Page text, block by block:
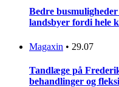
Bedre
landsbyer fordi hele
Magaxin • 29.07
Tandlæge på
behandlinger og